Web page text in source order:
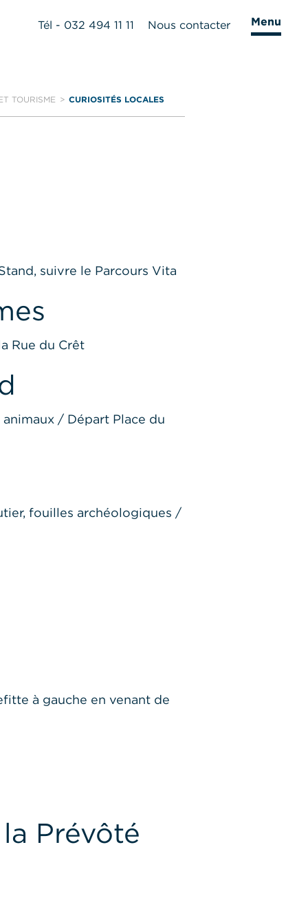
Tél - 032 494 11 11 Nous contacter Menu
TOURISME CURIOSITÉS LOCALES
suivre le Parcours Vita
Rue du Crêt
/ Départ Place du
fouilles archéologiques /
à gauche en venant de
Prévôté